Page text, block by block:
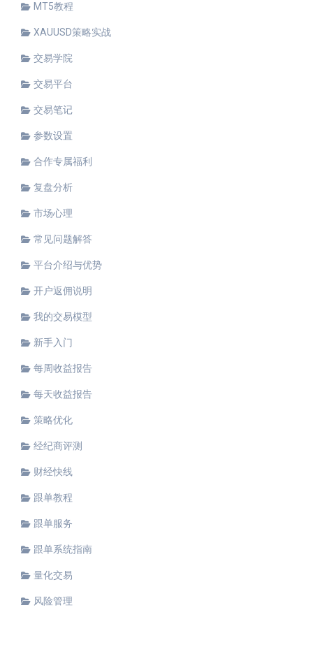
MT5教程
XAUUSD策略实战
交易学院
交易平台
交易笔记
参数设置
合作专属福利
复盘分析
市场心理
常见问题解答
平台介绍与优势
开户返佣说明
我的交易模型
新手入门
每周收益报告
每天收益报告
策略优化
经纪商评测
财经快线
跟单教程
跟单服务
跟单系统指南
量化交易
风险管理